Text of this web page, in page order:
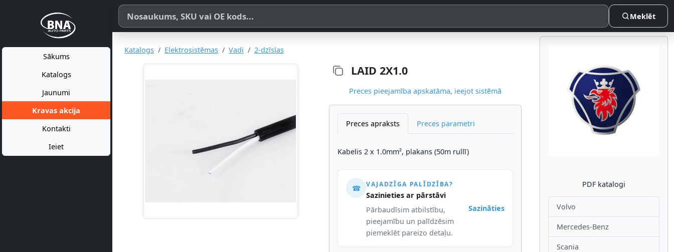
Sākums
Katalogs
Jaunumi
Kravas akcija
Kontakti
Ieiet
Meklēt pēc produkta nosaukuma, SKU vai OE koda
Meklēt
Katalogs Elektrosistēmas Vadi 2-dzīslas
LAID 2X1.0
Preces pieejamība apskatāma, ieejot sistēmā
Preces apraksts Preces parametri
Kabelis 2 x 1.0mm², plakans (50m rullī)
☎ VAJADZĪGA PALĪDZĪBA?
Sazinieties ar pārstāvi
Pārbaudīsim atbilstību,
pieejamību un palīdzēsim
piemeklēt pareizo detaļu.
Sazināties
Atpakaļ
PDF katalogi
Volvo
Mercedes-Benz
Scania